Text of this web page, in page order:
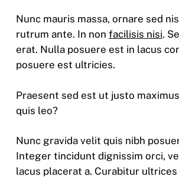
Nunc mauris massa, ornare sed
rutrum ante. In non facilisis nisi.
erat. Nulla posuere est in lacus
posuere est ultricies.
Praesent sed est ut justo
quis leo?
Nunc gravida velit quis nibh
Integer tincidunt dignissim orci,
lacus placerat a. Curabitur